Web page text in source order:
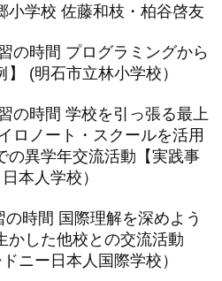
小学校 佐藤和枝・柏谷啓友
の時間 プログラミングから
(明石市立林小学校）
の時間 学校を引っ張る最上
ロノート・スクールを活用
の異学年交流活動【実践事
本人学校）
時間 国際理解を深めよう
かした他校との交流活動
ニー日本人国際学校）